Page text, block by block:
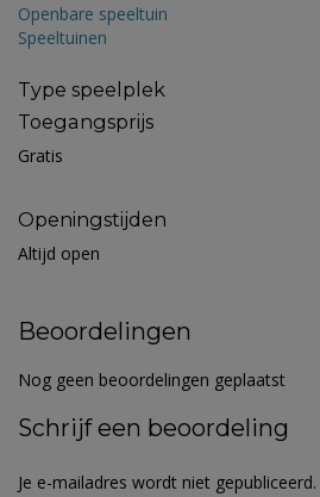
Openbare speeltuin
Speeltuinen
Type speelplek
Toegangsprijs
Gratis
Openingstijden
Altijd open
Beoordelingen
Nog geen beoordelingen geplaatst
Schrijf een beoordeling
Je e-mailadres wordt niet gepubliceerd.